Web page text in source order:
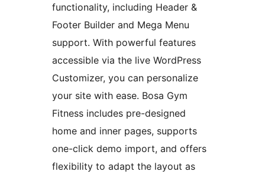
functionality, including Header &
Footer Builder and Mega Menu
support. With powerful features
accessible via the live WordPress
Customizer, you can personalize
your site with ease. Bosa Gym
Fitness includes pre-designed
home and inner pages, supports
one-click demo import, and offers
flexibility to adapt the layout as